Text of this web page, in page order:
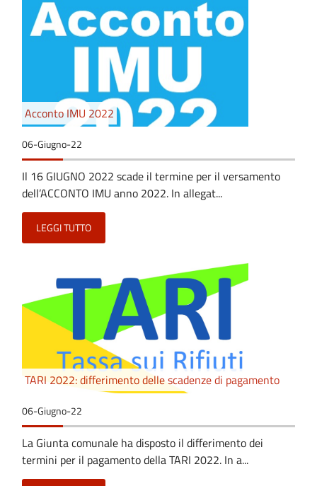
Acconto IMU 2022
06-Giugno-22
Il 16 GIUGNO 2022 scade il termine per il versamento
dell’ACCONTO IMU anno 2022. In allegat...
LEGGI TUTTO
TARI 2022: differimento delle scadenze di pagamento
06-Giugno-22
La Giunta comunale ha disposto il differimento dei
termini per il pagamento della TARI 2022. In a...